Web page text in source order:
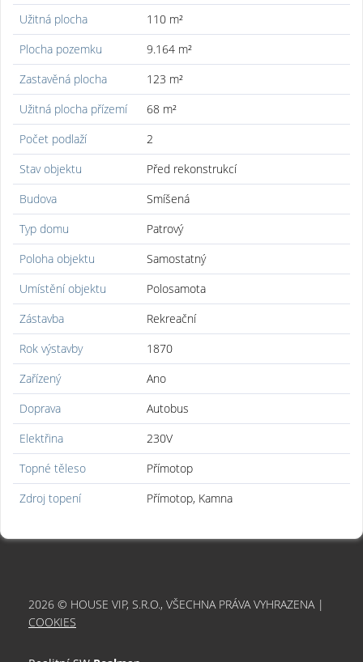
Užitná plocha
110 m²
Plocha pozemku
9.164 m²
Zastavěná plocha
123 m²
Užitná plocha přízemí
68 m²
Počet podlaží
2
Stav objektu
Před rekonstrukcí
Budova
Smíšená
Typ domu
Patrový
Poloha objektu
Samostatný
Umístění objektu
Polosamota
Zástavba
Rekreační
Rok výstavby
1870
Zařízený
Ano
Doprava
Autobus
Elektřina
230V
Topné těleso
Přímotop
Zdroj topení
Přímotop, Kamna
2026 © HOUSE VIP, S.R.O., VŠECHNA PRÁVA VYHRAZENA |
COOKIES